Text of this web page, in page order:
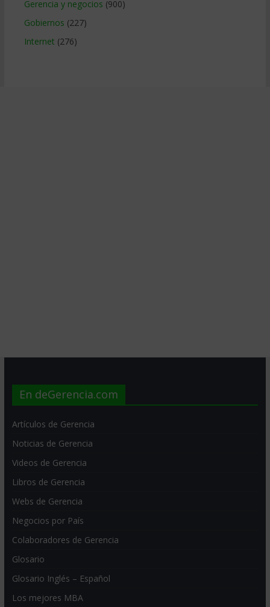
Gerencia y negocios (900)
Gobiernos (227)
Internet (276)
En deGerencia.com
Artículos de Gerencia
Noticias de Gerencia
Videos de Gerencia
Libros de Gerencia
Webs de Gerencia
Negocios por País
Colaboradores de Gerencia
Glosario
Glosario Inglés – Español
Los mejores MBA